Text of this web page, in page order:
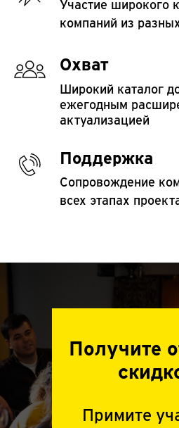
Участие широкого
компаний из
Охват
Широкий каталог
ежегодным
актуализацией
Поддержка
Сопровождение
всех этапах
Получите
Примите